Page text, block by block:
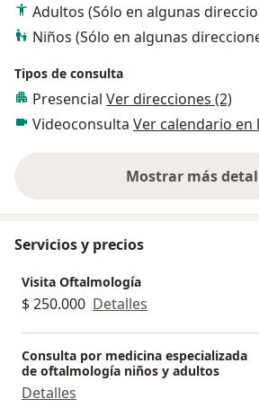
Adultos (Sólo en algunas
Niños (Sólo en algunas
Tipos de consulta
Presencial Ver direcciones (2)
Videoconsulta Ver calendario en
Mostrar mássobre la
Servicios y precios
Visita Oftalmología
$ 250.000 Detalles
Consulta por medicina especializada
de oftalmología niños y adultos
Detalles